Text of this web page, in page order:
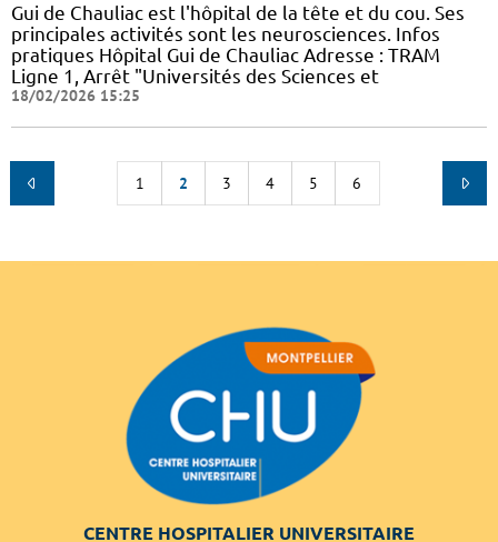
Gui de Chauliac est l'hôpital de la tête et du cou. Ses
principales activités sont les neurosciences. Infos
pratiques Hôpital Gui de Chauliac Adresse : TRAM
Ligne 1, Arrêt "Universités des Sciences et
18/02/2026 15:25
1 2 3 4 5 6
CENTRE HOSPITALIER UNIVERSITAIRE